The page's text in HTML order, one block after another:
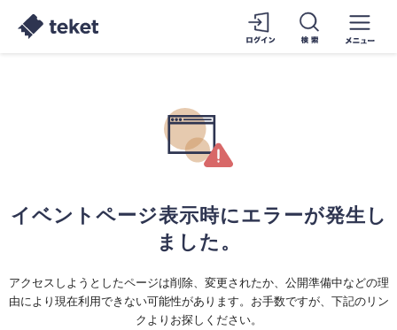
イベントページ表示時にエラーが発生し
ました。
アクセスしようとしたページは削除、変更されたか、公開準備中などの理
由により現在利用できない可能性があります。お手数ですが、下記のリン
クよりお探しください。